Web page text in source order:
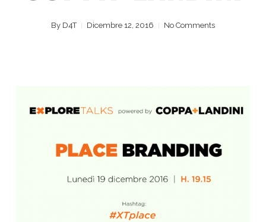
By D4T Dicembre 12, 2016 No Comments